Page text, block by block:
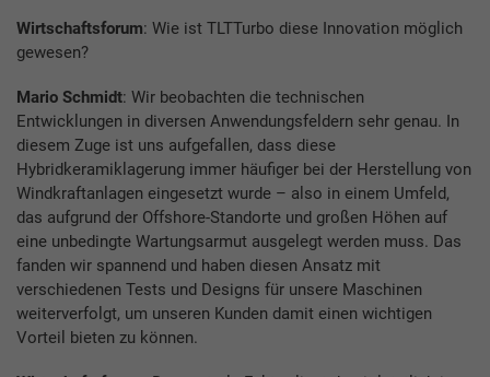
Wirtschaftsforum: Wie ist TLTTurbo diese Innovation möglich
gewesen?
Mario Schmidt: Wir beobachten die technischen
Entwicklungen in diversen Anwendungsfeldern sehr genau. In
diesem Zuge ist uns aufgefallen, dass diese
Hybridkeramiklagerung immer häufiger bei der Herstellung von
Windkraftanlagen eingesetzt wurde – also in einem Umfeld,
das aufgrund der Offshore-Standorte und großen Höhen auf
eine unbedingte Wartungsarmut ausgelegt werden muss. Das
fanden wir spannend und haben diesen Ansatz mit
verschiedenen Tests und Designs für unsere Maschinen
weiterverfolgt, um unseren Kunden damit einen wichtigen
Vorteil bieten zu können.